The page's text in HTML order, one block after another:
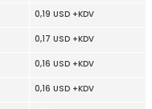
0,19 USD +KDV
0,17 USD +KDV
0,16 USD +KDV
0,16 USD +KDV